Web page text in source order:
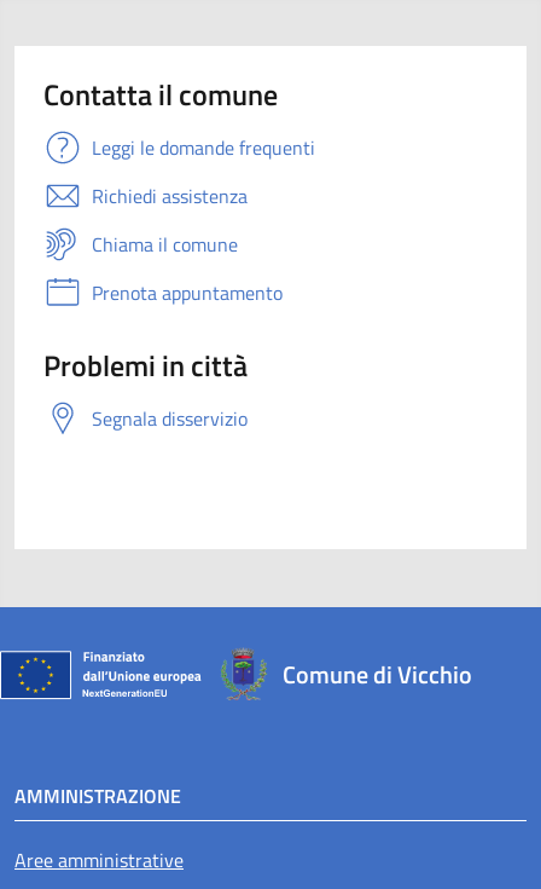
Contatta il comune
Leggi le domande frequenti
Richiedi assistenza
Chiama il comune
Prenota appuntamento
Problemi in città
Segnala disservizio
Comune di Vicchio
AMMINISTRAZIONE
Aree amministrative